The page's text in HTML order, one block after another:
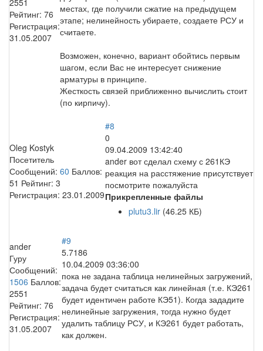
Рейтинг: 76
Регистрация:
31.05.2007
местах, где получили сжатие на предыдущем
этапе; нелинейность убираете, создаете РСУ и
считаете.
Возможен, конечно, вариант обойтись первым
шагом, если Вас не интересует снижение
арматуры в принципе.
Жесткость связей приближенно вычислить стоит
(по кирпичу).
Oleg Kostyk
Посетитель
Сообщений: 60 Баллов:
51 Рейтинг: 3
Регистрация: 23.01.2009
#8
0
09.04.2009 13:42:40
ander вот сделал схему с 261КЭ
реакция на расстяжение присутствует
посмотрите пожалуйста
Прикрепленные файлы
plutu3.lir (46.25 КБ)
ander
Гуру
Сообщений:
1506 Баллов:
2551
Рейтинг: 76
Регистрация:
31.05.2007
#9
5.7186
10.04.2009 03:36:00
пока не задана таблица нелинейных загружений,
задача будет считаться как линейная (т.е. КЭ261
будет идентичен работе КЭ51). Когда зададите
нелинейные загружения, тогда нужно будет
удалить таблицу РСУ, и КЭ261 будет работать,
как должен.